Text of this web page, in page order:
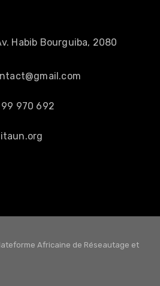
Habib Bourguiba, 2080
99 970 692
Africaine de Réseautage et